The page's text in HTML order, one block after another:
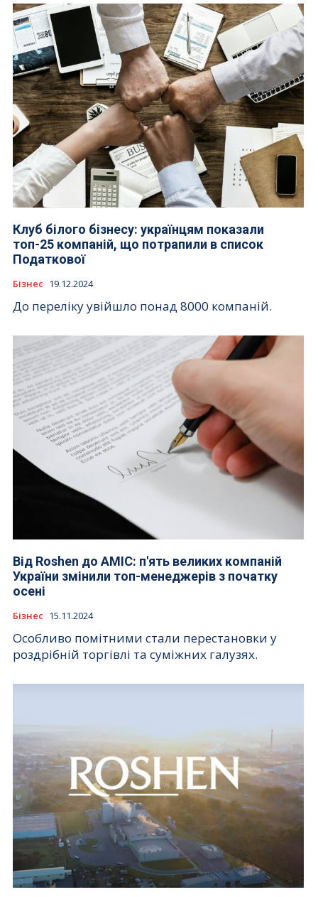
Клуб білого бізнесу: українцям показали
топ-25 компаній, що потрапили в список
Податкової
Бізнес 19.12.2024
До переліку увійшло понад 8000 компаній.
Від Roshen до AMIC: п'ять великих компаній
України змінили топ-менеджерів з початку
осені
Бізнес 15.11.2024
Особливо помітними стали перестановки у
роздрібній торгівлі та суміжних галузях.